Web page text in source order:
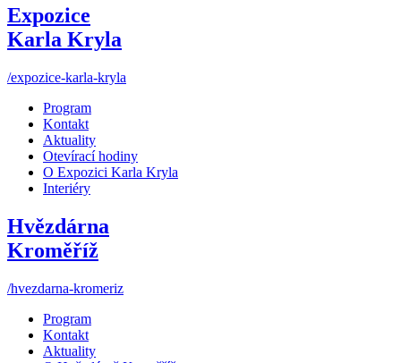
Expozice
Karla Kryla
/expozice-karla-kryla
Program
Kontakt
Aktuality
Otevírací hodiny
O Expozici Karla Kryla
Interiéry
Hvězdárna
Kroměříž
/hvezdarna-kromeriz
Program
Kontakt
Aktuality